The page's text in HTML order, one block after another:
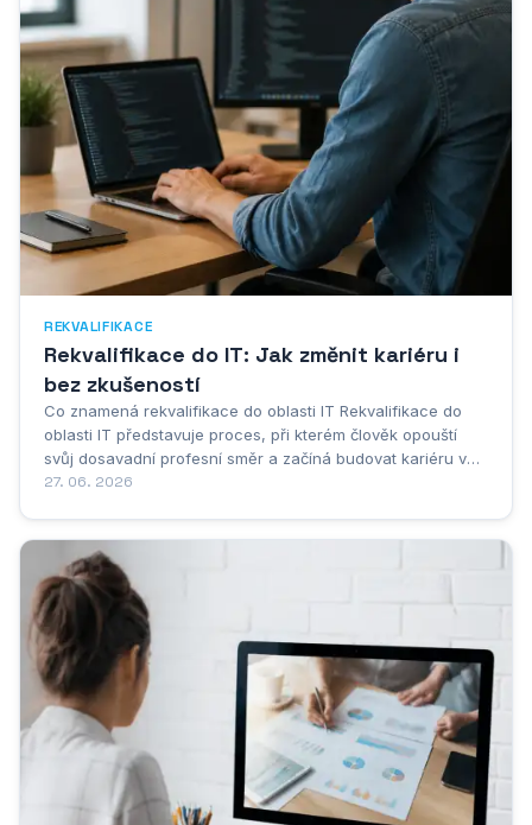
REKVALIFIKACE
Rekvalifikace do IT: Jak změnit kariéru i
bez zkušeností
Co znamená rekvalifikace do oblasti IT Rekvalifikace do
oblasti IT představuje proces, při kterém člověk opouští
svůj dosavadní profesní směr a začíná budovat kariéru v
oboru informačních technologií. Nejde přitom o nic jiného
27. 06. 2026